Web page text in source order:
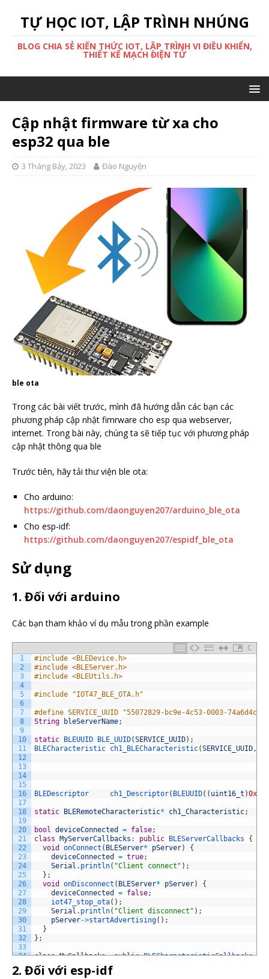
TỰ HỌC IOT, LẬP TRÌNH NHÚNG
BLOG CHIA SẺ KIẾN THỨC IOT, LẬP TRÌNH VI ĐIỀU KHIỂN,
THIẾT KẾ MẠCH ĐIỆN TỬ
Cập nhật firmware từ xa cho
esp32 qua ble
3 Tháng Bảy, 2023 Đào Nguyện
ble ota
Trong các bài viết trước, mình đã hướng dẫn các bạn các
phương pháp cập nhật fimrware cho esp qua webserver,
internet. Trong bài này, chúng ta sẽ tiếp tục với phương pháp
cập nhật thông qua ble
Trước tiên, hãy tải thư viện ble ota:
Cho arduino:
https://github.com/daonguyen207/arduino_ble_ota
Cho esp-idf:
https://github.com/daonguyen207/espidf_ble_ota
Sử dụng
1. Đối với arduino
Các bạn tham khảo ví dụ mẫu trong phần example
C
1
2
3
4
5
6
7
8
9
10
11
12
13
14
15
16
17
18
19
20
21
22
23
24
25
26
27
28
29
30
31
32
33
34
35
36
#include <BLEDevice.h>
#include <BLEServer.h>
#include <BLEUtils.h>
#include "IOT47_BLE_OTA.h"
#define SERVICE_UUID "55072829-bc9e-4c53-0003-
String
bleServerName;
static BLEUUID BLE_UUID(SERVICE_UUID) ;
BLECharacteristic ch1_BLECharacteristic(SERVICE_UUID ,
BLEDescriptor ch1_Descriptor( BLEUUID( ( uint16_t )
static BLERemoteCharacteristic* ch1_Characteristic;
bool deviceConnected = false;
class MyServerCallbacks : public BLEServerCallbacks
{
void
onConnect ( BLEServer* pServer)
{
deviceConnected
= true;
Serial . println( "Client connect" ) ;
} ;
void
onDisconnect ( BLEServer* pServer)
{
deviceConnected
= false;
iot47_stop_ota( ) ;
Serial . println( "Client disconnect" ) ;
pServer->startAdvertising( ) ;
}
} ;
class MyCallbacks: public BLECharacteristicCallbacks
void
onWrite (BLECharacteristic
std::string rxValue
2. Đối với esp-idf